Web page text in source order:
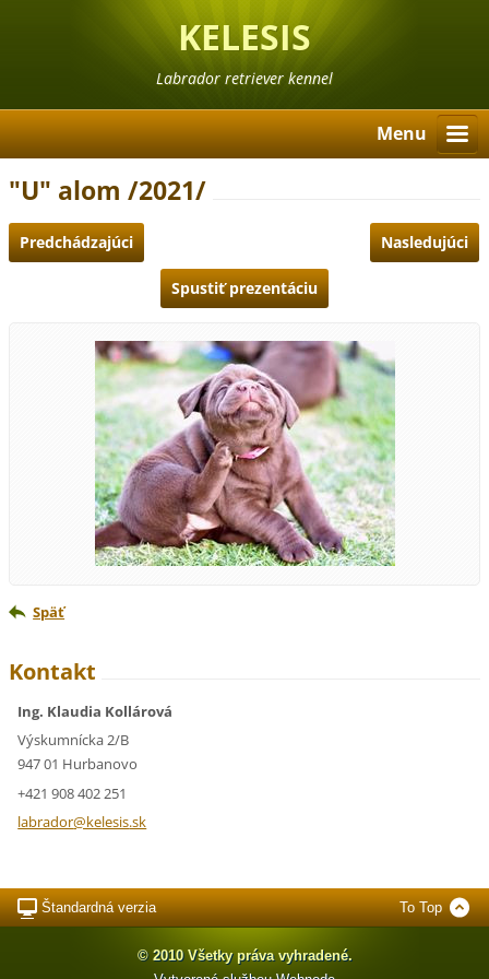
KELESIS
Labrador retriever kennel
Menu
"U" alom /2021/
Predchádzajúci Nasledujúci
Spustiť prezentáciu
Späť
Kontakt
Ing. Klaudia Kollárová
Výskumnícka 2/B
947 01 Hurbanovo
+421 908 402 251
labrador@kelesis.sk
Štandardná verzia To Top
© 2010 Všetky práva vyhradené.